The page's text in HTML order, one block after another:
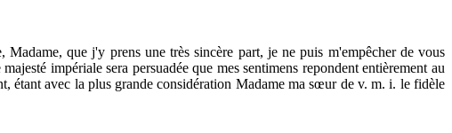
que j'y prens une très sincère part, je ne puis m'empêcher de vous
impériale sera persuadée que mes sentimens repondent entièrement au
étant avec la plus grande considération Madame ma sœur de v. m. i. le fidèle